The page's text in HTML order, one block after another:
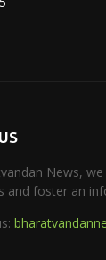
News,
and foster an